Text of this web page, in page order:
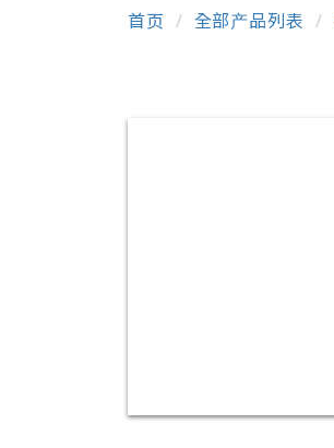
首页 全部产品列表